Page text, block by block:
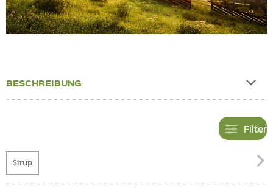
BESCHREIBUNG
Filter
Sirup 